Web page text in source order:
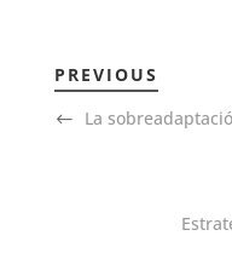
PREVIOUS
La